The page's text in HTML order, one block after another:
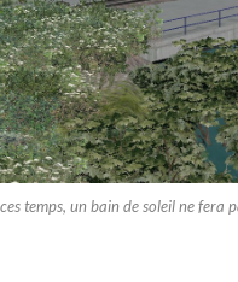
temps, un bain de soleil ne fera